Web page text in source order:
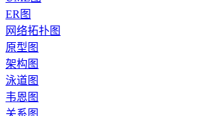
ER图
网络拓扑图
原型图
架构图
泳道图
韦恩图
关系图